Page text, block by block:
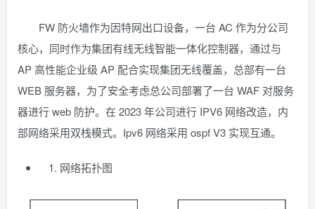
FW 防火墙作为因特网出口设备，一台 AC 作为分公司
核心，同时作为集团有线无线智能一体化控制器，通过与
AP 高性能企业级 AP 配合实现集团无线覆盖，总部有一台
WEB 服务器，为了安全考虑总公司部署了一台 WAF 对服务
器进行 web 防护。在 2023 年公司进行 IPV6 网络改造，内
部网络采用双栈模式。Ipv6 网络采用 ospf V3 实现互通。
网络拓扑图